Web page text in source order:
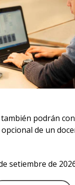
podrán
de un
setiembre de